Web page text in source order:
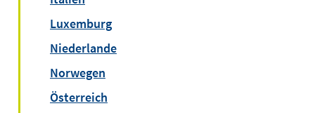
Luxemburg
Niederlande
Norwegen
Österreich